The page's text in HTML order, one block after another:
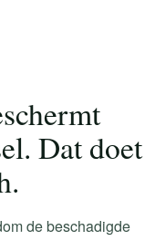
Dat doet
de beschadigde